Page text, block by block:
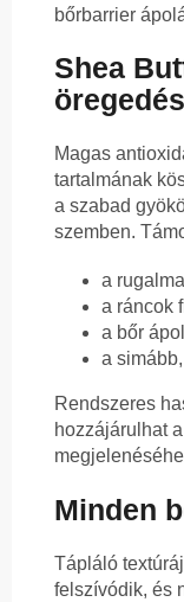
bőrbarrier
Shea
Magas
tartalmának
a szabad
szemben.
a
a ráncok
a bőr
a
Rendszeres
hozzájárulhat
Minden
Tápláló
felszívódik, és